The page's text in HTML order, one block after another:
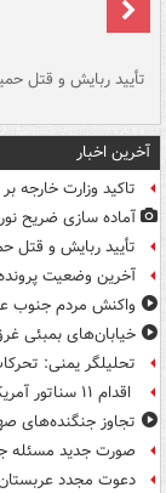
تأیید ربایش و قتل
آخرین اخبار
تاکید وزارت خارجه
آماده سازی ضریح
تأیید ربایش و قتل
آخرین وضعیت
واکنش مردم جنوب
خیابان‌های بمبئی
تحلیلگر یمنی:
اقدام ۱۱ سناتور آمریکایی برای توقف جنگ علیه ایران
تجاوز جنگنده‌های
صورت جدید مسئله
دعوت مجدد